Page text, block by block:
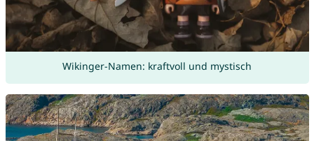
Wikinger-Namen: kraftvoll und mystisch